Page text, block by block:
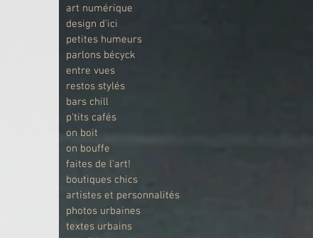
art numérique
design d'ici
petites humeurs
parlons bécyck
entre vues
restos stylés
bars chill
p'tits cafés
on boit
on bouffe
faites de l'art!
boutiques chics
artistes et personnalités
photos urbaines
textes urbains